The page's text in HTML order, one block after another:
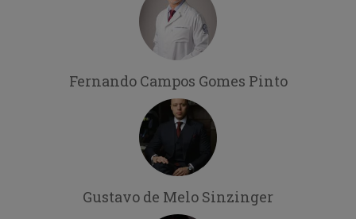
Fernando Campos Gomes Pinto
Gustavo de Melo Sinzinger